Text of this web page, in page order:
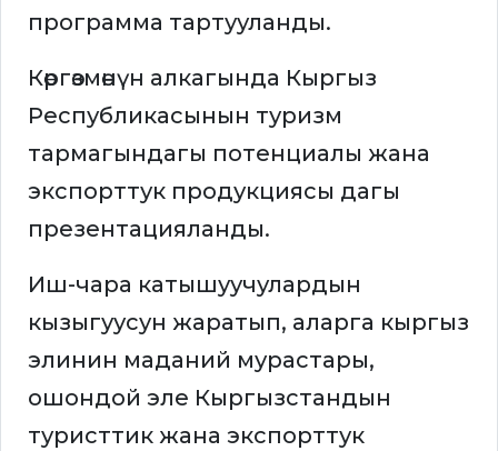
программа тартууланды.
Көргөзмөнүн алкагында Кыргыз
Республикасынын туризм
тармагындагы потенциалы жана
экспорттук продукциясы дагы
презентацияланды.
Иш-чара катышуучулардын
кызыгуусун жаратып, аларга кыргыз
элинин маданий мурастары,
ошондой эле Кыргызстандын
туристтик жана экспорттук